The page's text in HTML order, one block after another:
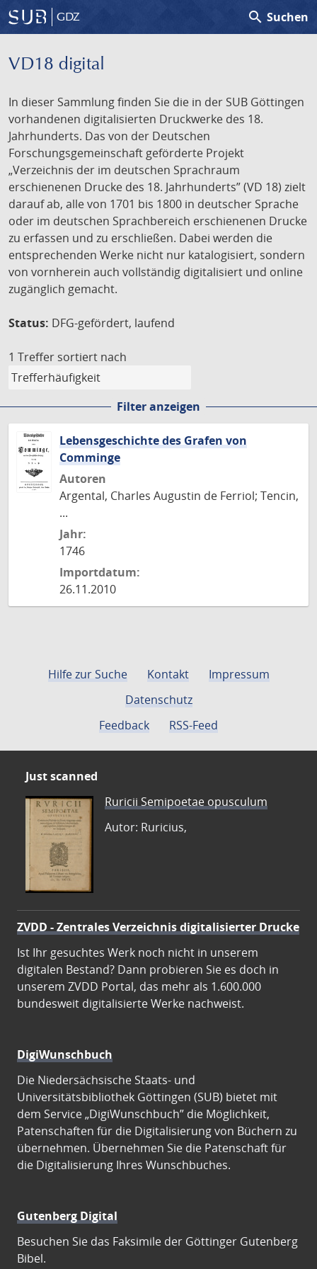
GDZ search Suchen
VD18 digital
In dieser Sammlung finden Sie die in der SUB Göttingen
vorhandenen digitalisierten Druckwerke des 18.
Jahrhunderts. Das von der Deutschen
Forschungsgemeinschaft geförderte Projekt
„Verzeichnis der im deutschen Sprachraum
erschienenen Drucke des 18. Jahrhunderts” (VD 18) zielt
darauf ab, alle von 1701 bis 1800 in deutscher Sprache
oder im deutschen Sprachbereich erschienenen Drucke
zu erfassen und zu erschließen. Dabei werden die
entsprechenden Werke nicht nur katalogisiert, sondern
von vornherein auch vollständig digitalisiert und online
zugänglich gemacht.
Status: DFG-gefördert, laufend
1 Treffer sortiert nach
Filter anzeigen
Lebensgeschichte des Grafen von
Comminge
Autoren
Argental, Charles Augustin de Ferriol; Tencin,
...
Jahr:
1746
Importdatum:
26.11.2010
Hilfe zur Suche Kontakt
Impressum
Datenschutz
Feedback
RSS-Feed
Just scanned
Ruricii Semipoetae opusculum
Autor: Ruricius,
ZVDD - Zentrales Verzeichnis digitalisierter Drucke
Ist Ihr gesuchtes Werk noch nicht in unserem
digitalen Bestand? Dann probieren Sie es doch in
unserem ZVDD Portal, das mehr als 1.600.000
bundesweit digitalisierte Werke nachweist.
DigiWunschbuch
Die Niedersächsische Staats- und
Universitätsbibliothek Göttingen (SUB) bietet mit
dem Service „DigiWunschbuch” die Möglichkeit,
Patenschaften für die Digitalisierung von Büchern zu
übernehmen. Übernehmen Sie die Patenschaft für
die Digitalisierung Ihres Wunschbuches.
Gutenberg Digital
Besuchen Sie das Faksimile der Göttinger Gutenberg
Bibel.